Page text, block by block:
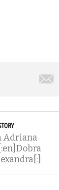
Adriana